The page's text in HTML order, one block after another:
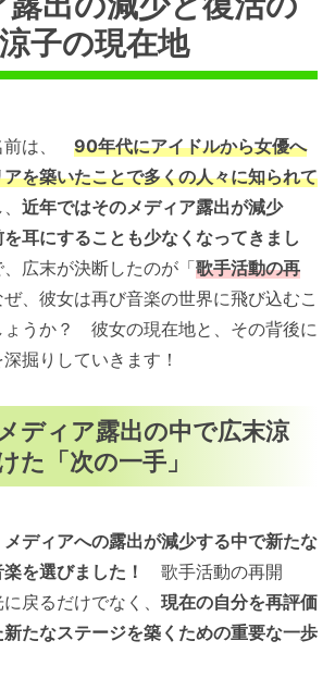
子の現在地
前は、 90年代にアイドルから女優へ
を築いたことで多くの人々に知られて
近年ではそのメディア露出が減少
耳にすることも少なくなってきまし
広末が決断したのが「歌手活動の再
、彼女は再び音楽の世界に飛び込むこ
ょうか？ 彼女の現在地と、その背後に
掘りしていきます！
ディア露出の中で広末涼
た「次の一手」
メディアへの露出が減少する中で新たな
を選びました！
歌手活動の再開
戻るだけでなく、 現在の自分を再評価
たなステージを築くための重要な一歩